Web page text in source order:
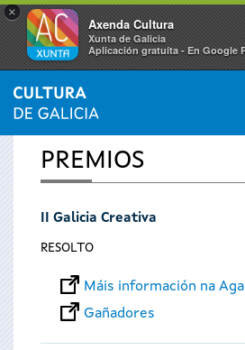
×
Axenda Cultura
Xunta de Galicia
Aplicación gratuíta - En Google
Vostede
está
aquí
INICIO
PREMIOS
II Galicia Creativa
RESOLTO
Máis información na
Gañadores